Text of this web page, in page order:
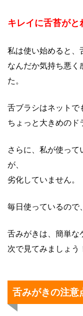
キレイに舌苔が
私は使い始めると、
なんだか気持ち悪く
た。
舌ブラシはネットで
ちょっと大きめのド
さらに、私が使っ
が、
劣化していません。
毎日使っているので
舌みがきは、簡単な
次で見てみましょう
舌みがきの注意